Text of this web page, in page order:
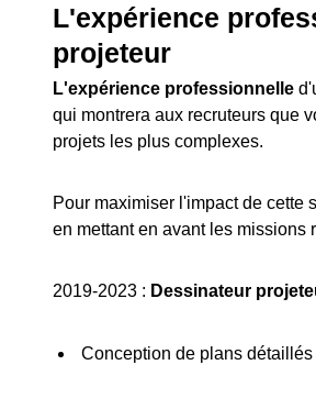
L'expérience
projeteur
L'expérience professionnelle
qui montrera aux recruteurs que
projets les plus complexes.
Pour maximiser l'impact de cette
en mettant en avant les missions
2019-2023 : Dessinateur
Conception de plans